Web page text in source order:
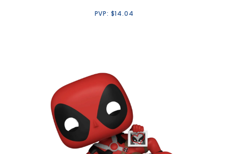
PVP: $14.04